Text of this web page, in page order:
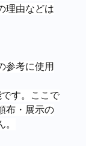
理由などは
参考に使用
す。ここで
布・展示の